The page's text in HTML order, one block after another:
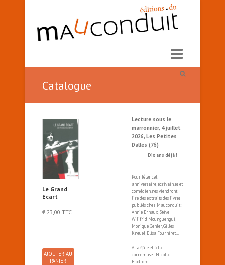
Catalogue
Le Grand
Écart
€ 23,00 TTC
AJOUTER AU
PANIER
Lecture sous le
marronnier, 4 juillet
2026, Les Petites
Dalles (76)
Dix ans déjà !
Pour fêter cet
anniversaire, écrivain.es et
comédien.nes viendront
lire des extraits des livres
publiés chez Mauconduit :
Annie Ernaux, Stève
Wilifrid Mounguengui,
Monique Gehler, Gilles
Kneusé, Elisa Fourniret…
A la flûte et à la
cornemuse : Nicolas
Flodrops